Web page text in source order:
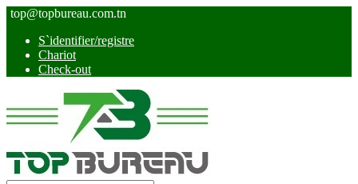
top@topbureau.com.tn
S`identifier/registre
Chariot
Check-out